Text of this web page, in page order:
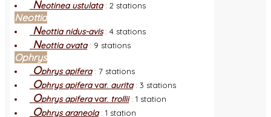
Neotinea ustulata: 2 stations
Neottia
Neottia nidus-avis: 4 stations
Neottia ovata: 9 stations
Ophrys
Ophrys apifera: 7 stations
Ophrys apiferavar. aurita: 3 stations
Ophrys apiferavar. trollii: 1 station
Ophrys araneola: 1 station